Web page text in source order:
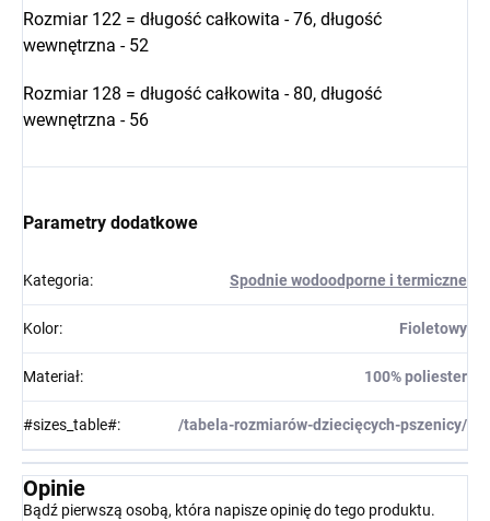
Rozmiar 122 = długość całkowita - 76, długość
wewnętrzna - 52
Rozmiar 128 = długość całkowita - 80, długość
wewnętrzna - 56
Parametry dodatkowe
Kategoria: Spodnie wodoodporne i termiczne
Kolor: Fioletowy
Materiał: 100% poliester
#sizes_table#: /tabela-rozmiarów-dziecięcych-pszenicy/
Opinie
Bądź pierwszą osobą, która napisze opinię do tego produktu.